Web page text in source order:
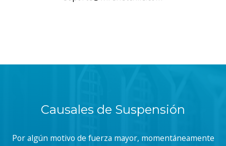
Causales de Suspensión
Por algún motivo de fuerza mayor, momentáneamente